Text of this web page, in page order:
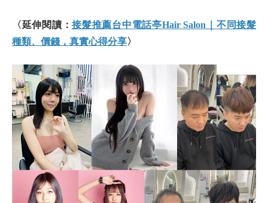
〈延伸閱讀：接髮推薦台中電話亭Hair Salon｜不同接髮
種類、價錢，真實心得分享〉